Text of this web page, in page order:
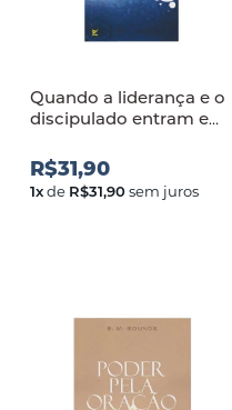
Quando a liderança e o
discipulado entram em
R$31,90
1xde R$31,90sem juros